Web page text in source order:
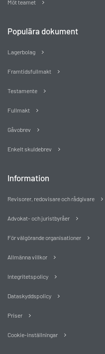
Möt teamet
Populära dokument
Lagerbolag
Framtidsfullmakt
Testamente
Fullmakt
Gåvobrev
Enkelt skuldebrev
Information
Revisorer, redovisare och rådgivare
Advokat- och juristbyråer
För välgörande organisationer
Allmänna villkor
Integritetspolicy
Dataskyddspolicy
Priser
Cookie-inställningar